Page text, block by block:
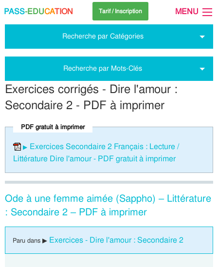
PASS-EDUCATION Tarif / Inscription MENU
Recherche par Catégories
Recherche par Mots-Clés
Exercices corrigés - Dire l'amour :
Secondaire 2 - PDF à imprimer
PDF gratuit à imprimer
Exercices Secondaire 2 Français : Lecture /
Littérature Dire l'amour - PDF gratuit à imprimer
Ode à une femme aimée (Sappho) – Littérature
: Secondaire 2 – PDF à imprimer
Paru dans ▶ Exercices - Dire l'amour : Secondaire 2